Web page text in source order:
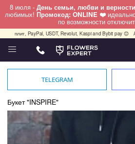
8 июля - День семьи, любви и верности
любимых! Промокод: ONLINE ❤️
по возможности
PayPal, USDT, Revolut, Kaspi and Bybit pay 😊 Accept
Телефон
+7 (812) 425 36 05
Санкт-Петербург,
Лизы Чайкиной 25
работаем круглосуточно
TELEGRAM
Букет "INSPIRE"